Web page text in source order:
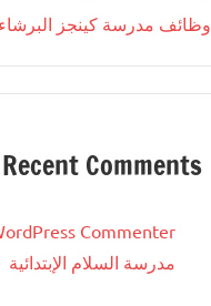
وظائف مدرسة كينجز البرشاء
Recent Comments
Commenter
مدرسة السلام الإبتدائية